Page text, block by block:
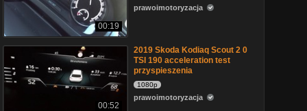
00:19
prawoimotoryzacja
00:52
2019 Skoda Kodiaq Scout 2 0
TSI 190 acceleration test
przyspieszenia
1080p
prawoimotoryzacja